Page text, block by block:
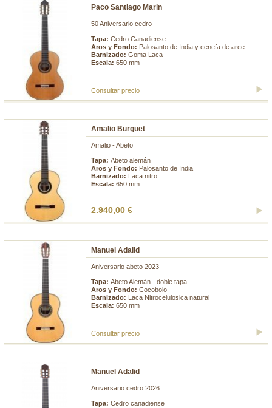
Paco Santiago Marin
50 Aniversario cedro
Tapa: Cedro Canadiense
Aros y Fondo: Palosanto de India y cenefa de arce
Barnizado: Goma Laca
Escala: 650 mm
Consultar precio
Amalio Burguet
Amalio - Abeto
Tapa: Abeto alemán
Aros y Fondo: Palosanto de India
Barnizado:
Laca nitro
Escala: 650 mm
2.940,00 €
Manuel Adalid
Aniversario abeto 2023
Tapa: Abeto Alemán - doble tapa
Aros y Fondo: Cocobolo
Barnizado:
Laca Nitrocelulosica natural
Escala: 650 mm
Consultar precio
Manuel Adalid
Aniversario cedro 2026
Tapa: Cedro canadiense